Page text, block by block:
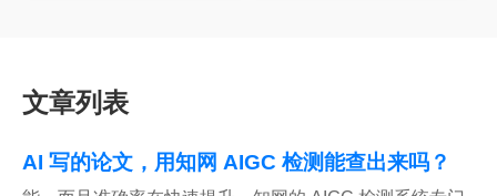
文章列表
AI 写的论文，用知网 AIGC 检测能查出来吗？